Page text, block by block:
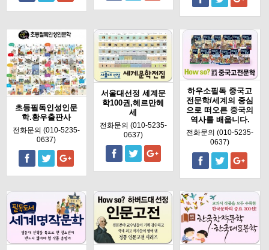
초등필독인성인문
학.황우출판사
전화문의 (010-5235-
0637)
서울대선정 세계문
학100권,헤르만헤
세
전화문의 (010-5235-
0637)
하우소필독 중국고
전문학/세계의 중심
으로 떠오른 중국의
역사를 배웁니다.
전화문의 (010-5235-
0637)